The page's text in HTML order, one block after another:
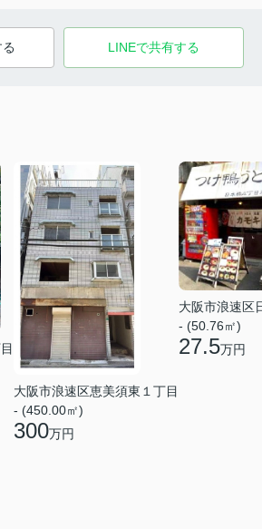
LINEで共有する
大阪市浪速区恵美須東１丁目
- (450.00㎡)
300万円
大阪市浪速区
- (50.76㎡)
27.5万円